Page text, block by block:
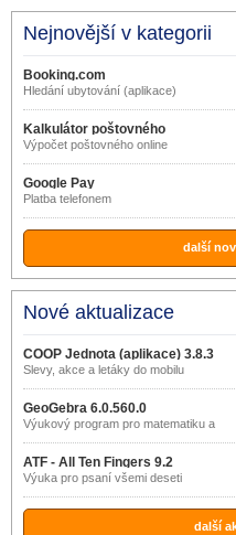
Nejnovější v kategorii
Booking.com
Hledání ubytování (aplikace)
Kalkulátor poštovného
Výpočet poštovného online
Google Pay
Platba telefonem
další
Nové aktualizace
COOP Jednota (aplikace) 3.8.3
Slevy, akce a letáky do mobilu
GeoGebra 6.0.560.0
Výukový program pro matematiku a
ATF - All Ten Fingers 9.2
Výuka pro psaní všemi deseti
další